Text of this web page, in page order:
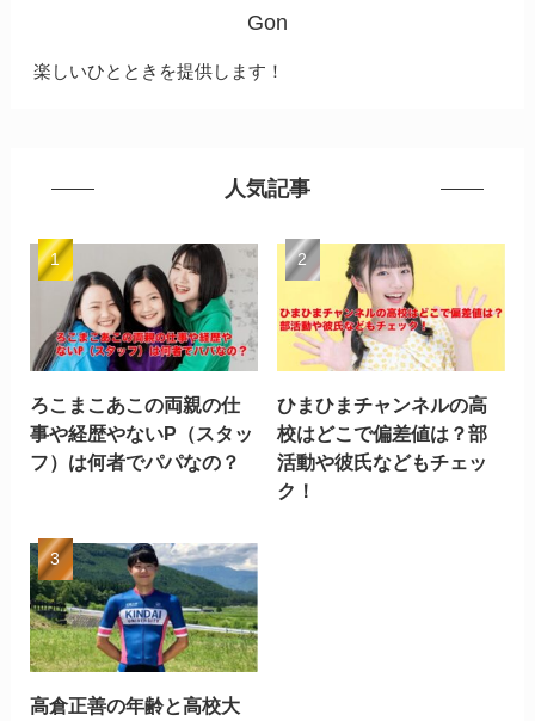
Gon
楽しいひとときを提供します！
人気記事
ろこまこあこの両親の仕
事や経歴やないP（スタッ
フ）は何者でパパなの？
ひまひまチャンネルの高
校はどこで偏差値は？部
活動や彼氏などもチェッ
ク！
高倉正善の年齢と高校大